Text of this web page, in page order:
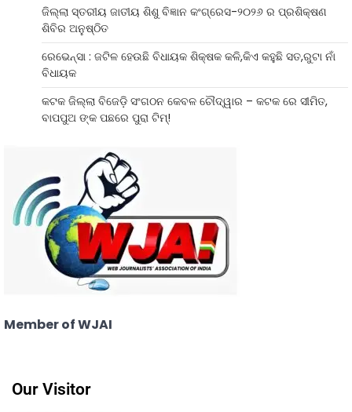
ଜିଲ୍ଲା ସ୍ତରୀୟ ଜାତୀୟ ଶିଶୁ ବିଜ୍ଞାନ କଂଗ୍ରେସ-୨୦୨୬ ର ପ୍ରଶିକ୍ଷଣ
ଶିବିର ଅନୁଷ୍ଠିତ
ରେଭେନ୍ସା : ଜଟିଳ ହେଉଛି ବିଧାୟକ ଶିକ୍ଷକ କଳି,କିଏ କହୁଛି ସତ,ରୁଟା ନାଁ
ବିଧାୟକ
କଟକ ଜିଲ୍ଲା ବିଜେଡ଼ି ସଂଗଠନ କେବଳ ଚୌଦ୍ୱାର – କଟକ ରେ ସୀମିତ,
ବାପପୁଅ ଙ୍କ ପଛରେ ପୁରା ଟିମ୍!
Member of WJAI
Our Visitor